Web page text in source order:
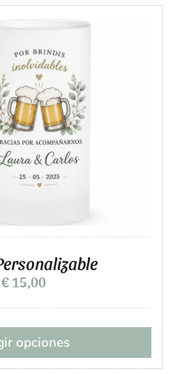
€15,00
opciones